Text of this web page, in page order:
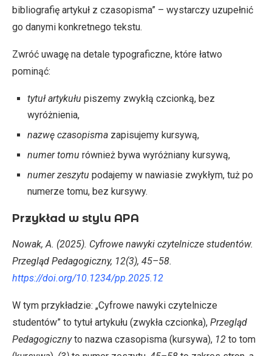
bibliografię artykuł z czasopisma” – wystarczy uzupełnić
go danymi konkretnego tekstu.
Zwróć uwagę na detale typograficzne, które łatwo
pominąć:
tytuł artykułu piszemy zwykłą czcionką, bez
wyróżnienia,
nazwę czasopisma zapisujemy kursywą,
numer tomu również bywa wyróżniany kursywą,
numer zeszytu podajemy w nawiasie zwykłym, tuż po
numerze tomu, bez kursywy.
Przykład w stylu APA
Nowak, A. (2025). Cyfrowe nawyki czytelnicze studentów.
Przegląd Pedagogiczny, 12(3), 45–58.
https://doi.org/10.1234/pp.2025.12
W tym przykładzie: „Cyfrowe nawyki czytelnicze
studentów” to tytuł artykułu (zwykła czcionka), Przegląd
Pedagogicznyto nazwa czasopisma (kursywa), 12 to tom